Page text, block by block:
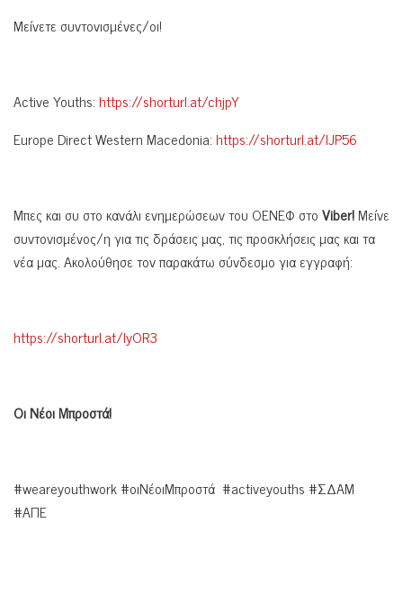
Μείνετε συντονισμένες/οι!
Active Youths:https://shorturl.at/chjpY
Europe Direct Western Macedonia:https://shorturl.at/IJP56
Μπες και συ στο κανάλι ενημερώσεων του ΟΕΝΕΦ στοViber!Μείνε
συντονισμένος/η για τις δράσεις μας, τις προσκλήσεις μας και τα
νέα μας. Ακολούθησε τον παρακάτω σύνδεσμο για εγγραφή:
https://shorturl.at/lyOR3
Οι Νέοι Μπροστά!
#weareyouthwork #οιΝέοιΜπροστά #activeyouths #ΣΔΑΜ
#ΑΠΕ